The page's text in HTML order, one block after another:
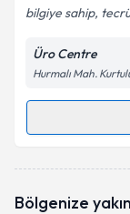
Kişisel
Metni
bilgiye sahip,
Üro Centre
Hurmalı Mah.
oluşturun.
Bölgenize